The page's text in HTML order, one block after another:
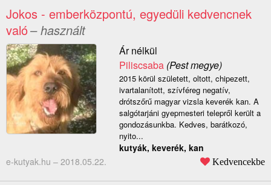
Jokos - emberközpontú, egyedüli kedvencnek
való– használt
Ár nélkül
Piliscsaba(Pest megye)
2015 körül született, oltott, chipezett,
ivartalanított, szívféreg negatív,
drótszőrű magyar vizsla keverék kan. A
salgótarjáni gyepmesteri telepről került a
gondozásunkba. Kedves, barátkozó,
nyito...
kutyák, keverék, kan
e-kutyak.hu – 2018.05.22. Kedvencekbe